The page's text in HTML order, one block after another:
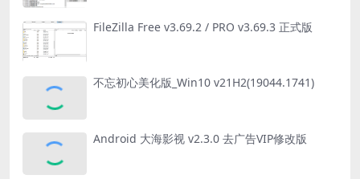
FileZilla Free v3.69.2 / PRO v3.69.3 正式版
不忘初心美化版_Win10 v21H2(19044.1741)
Android 大海影视 v2.3.0 去广告VIP修改版